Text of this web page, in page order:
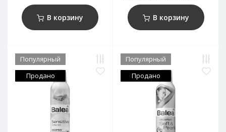
В корзину В корзину
Популярный
Продано
Популярный
Продано